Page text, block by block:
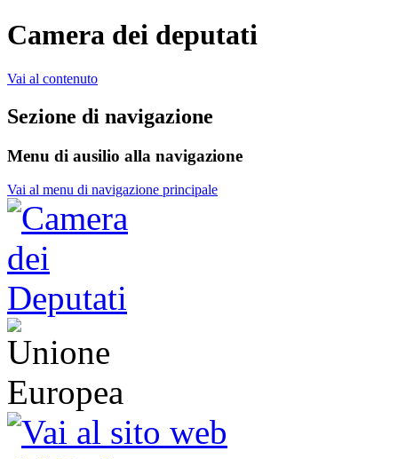
Camera dei deputati
Vai al contenuto
Sezione di navigazione
Menu di ausilio alla navigazione
Vai al menu di navigazione principale